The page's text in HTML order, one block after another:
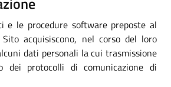
e le procedure software preposte al
acquisiscono, nel corso del loro
dati personali la cui trasmissione
dei protocolli di comunicazione di